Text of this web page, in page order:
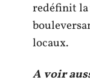
redéfinit la
locaux.
A voir